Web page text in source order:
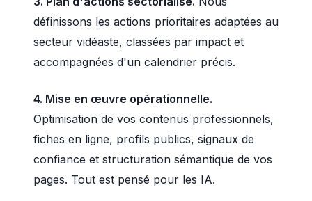
définissons les actions prioritaires adaptées au
secteur vidéaste, classées par impact et
accompagnées d'un calendrier précis.
4. Mise en œuvre opérationnelle.
Optimisation de vos contenus professionnels,
fiches en ligne, profils publics, signaux de
confiance et structuration sémantique de vos
pages. Tout est pensé pour les IA.